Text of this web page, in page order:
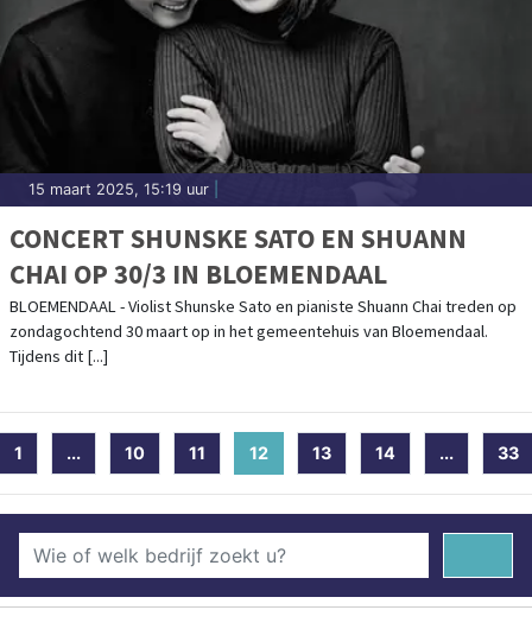
15 maart 2025, 15:19 uur
CONCERT SHUNSKE SATO EN SHUANN
CHAI OP 30/3 IN BLOEMENDAAL
BLOEMENDAAL - Violist Shunske Sato en pianiste Shuann Chai treden op
zondagochtend 30 maart op in het gemeentehuis van Bloemendaal.
Tijdens dit [...]
1 ... 10 11 12(current)
13 14 ... 33